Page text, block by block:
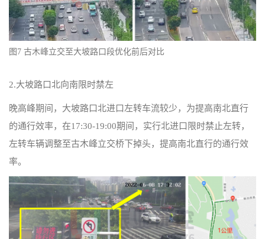
图7 古木峰立交至大坡路口段优化前后对比
2.大坡路口北向南限时禁左
晚高峰期间，大坡路口北进口左转车流较少，为提高南北直行
的通行效率，在17:30-19:00期间，实行北进口限时禁止左转，
左转车辆调整至古木峰立交桥下掉头，提高南北直行的通行效
率。